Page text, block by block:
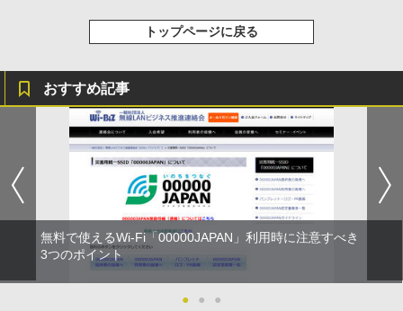
トップページに戻る
おすすめ記事
無料で使えるWi-Fi「00000JAPAN」利用時に注意すべき
3つのポイント
● ● ●